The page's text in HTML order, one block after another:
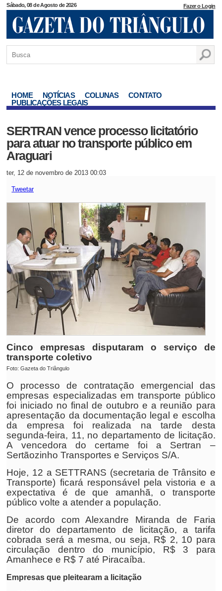
Sábado, 08 de Agosto de 2026 Fazer o Login
HOME NOTÍCIAS COLUNAS
CONTATO
PUBLICAÇÕES LEGAIS
SERTRAN vence processo licitatório
para atuar no transporte público em
Araguari
ter, 12 de novembro de 2013 00:03
Tweetar
Cinco empresas disputaram o serviço de
transporte coletivo
Foto: Gazeta do Triângulo
O processo de contratação emergencial das
empresas especializadas em transporte público
foi iniciado no final de outubro e a reunião para
apresentação da documentação legal e escolha
da empresa foi realizada na tarde desta
segunda-feira, 11, no departamento de licitação.
A vencedora do certame foi a Sertran –
Sertãozinho Transportes e Serviços S/A.
Hoje, 12 a SETTRANS (secretaria de Trânsito e
Transporte) ficará responsável pela vistoria e a
expectativa é de que amanhã, o transporte
público volte a atender a população.
De acordo com Alexandre Miranda de Faria
diretor do departamento de licitação, a tarifa
cobrada será a mesma, ou seja, R$ 2, 10 para
circulação dentro do município, R$ 3 para
Amanhece e R$ 7 até Piracaíba.
Empresas que pleitearam a licitação